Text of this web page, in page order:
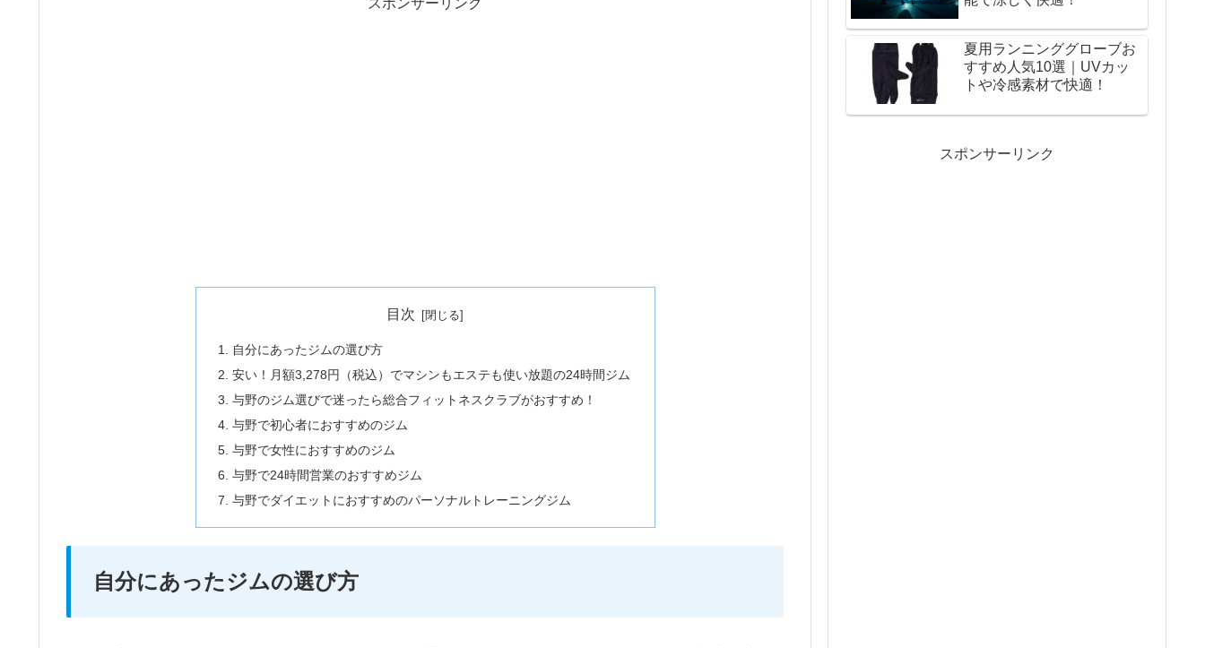
目次
自分にあったジムの選び方
安い！月額3,278円（税込）でマシンもエステも使い放題の24時間ジム
与野のジム選びで迷ったら総合フィットネスクラブがおすすめ！
与野で初心者におすすめのジム
与野で女性におすすめのジム
与野で24時間営業のおすすめジム
与野でダイエットにおすすめのパーソナルトレーニングジム
自分にあったジムの選び方
夏用ランニンググローブお
すすめ人気10選｜UVカッ
トや冷感素材で快適！
スポンサーリンク